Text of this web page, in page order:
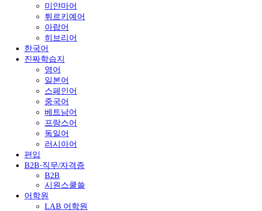
미얀마어
튀르키예어
아랍어
히브리어
한국어
진짜학습지
영어
일본어
스페인어
중국어
베트남어
프랑스어
독일어
러시아어
편입
B2B·직무/자격증
B2B
시원스쿨쓸
어학원
LAB 어학원